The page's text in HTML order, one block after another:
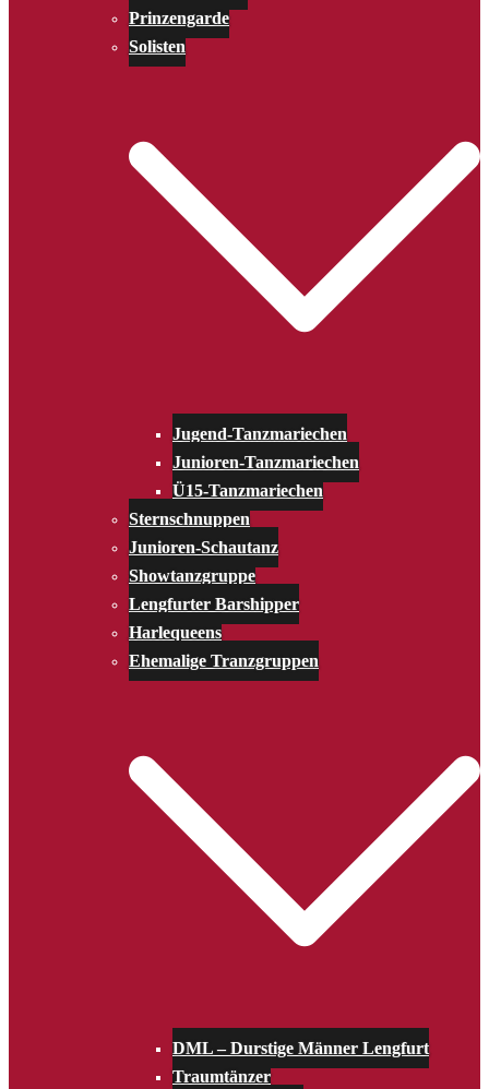
Prinzengarde
Solisten
Jugend-Tanzmariechen
Junioren-Tanzmariechen
Ü15-Tanzmariechen
Sternschnuppen
Junioren-Schautanz
Showtanzgruppe
Lengfurter Barshipper
Harlequeens
Ehemalige Tranzgruppen
DML – Durstige Männer Lengfurt
Traumtänzer